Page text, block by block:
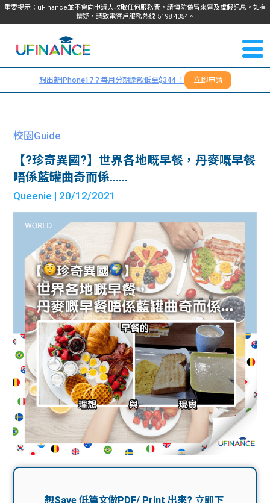
重要提示：uFinance並不會向申請人收取任何服務費，請慎防偽冒來電及虛假訊息。如有
懷疑，請致電客戶服務熱線 5198 4354。
我們
服務
貸款
貸款
計算
機
學生
故事
分享
大學
生學
資訊
Blog
大專
生筍
工推
介
搵工
Gui
de
常見
問題
學生
福利
uFina
nce
校園
贊助
聯絡
我們
們
＋
想出新iPhone17？每月分期還款低至$344 ！ 立即申請
校園Guide
【?珍奇異國?】世界各地嘅早餐，丹麥嘅早餐
唔係藍罐曲奇而係……
Queenie | 20/12/2021